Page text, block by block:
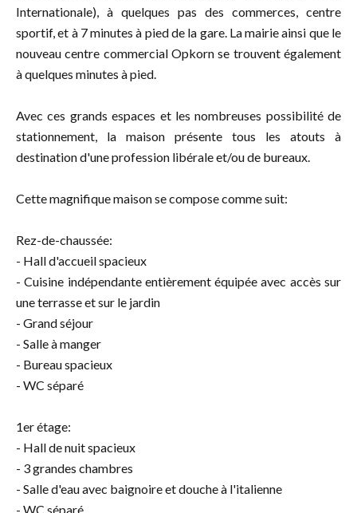
Internationale), à quelques pas des commerces, centre
sportif, et à 7 minutes à pied de la gare. La mairie ainsi que le
nouveau centre commercial Opkorn se trouvent également
à quelques minutes à pied.
Avec ces grands espaces et les nombreuses possibilité de
stationnement, la maison présente tous les atouts à
destination d'une profession libérale et/ou de bureaux.
Cette magnifique maison se compose comme suit:
Rez-de-chaussée:
- Hall d'accueil spacieux
- Cuisine indépendante entièrement équipée avec accès sur
une terrasse et sur le jardin
- Grand séjour
- Salle à manger
- Bureau spacieux
- WC séparé
1er étage:
- Hall de nuit spacieux
- 3 grandes chambres
- Salle d'eau avec baignoire et douche à l'italienne
- WC séparé